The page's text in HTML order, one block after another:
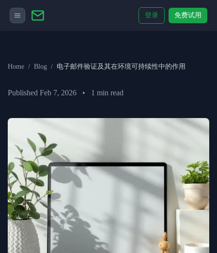
登录 免费试用
Home / Blog / 电子邮件验证及其在环境可持续性中的作用
Published Feb 7, 2026 • 1 min read